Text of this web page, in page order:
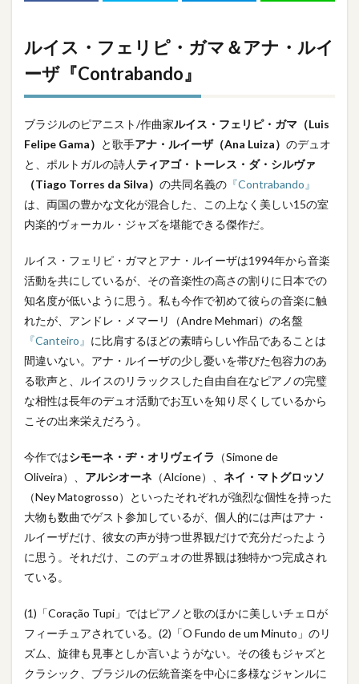
ルイス・フェリピ・ガマ ＆アナ・ルイ
ーザ『Contrabando』
ブラジルのピアニスト/作曲家ルイス・フェリピ・ガマ（Luis
Felipe Gama） と歌手アナ・ルイーザ（Ana Luiza） のデュオ
と、ポルトガルの詩人 ティアゴ・トーレス・ダ・シルヴァ
（Tiago Torres da Silva） の共同名義の 『Contrabando』
は、両国の豊かな文化が混合した、この上なく美しい15の室
内楽的ヴォーカル・ジャズを堪能できる傑作だ。
ルイス・フェリピ・ガマとアナ・ルイーザは1994年から音楽
活動を共にしているが、その音楽性の高さの割りに日本での
知名度が低いように思う。私も今作で初めて彼らの音楽に触
れたが、アンドレ・メマーリ（Andre Mehmari）の名盤
『Canteiro』 に比肩するほどの素晴らしい作品であることは
間違いない。アナ・ルイーザの少し憂いを帯びた包容力のあ
る歌声と、ルイスのリラックスした自由自在なピアノの完璧
な相性は長年のデュオ活動でお互いを知り尽くしているから
こその出来栄えだろう。
今作ではシモーネ・ヂ・オリヴェイラ
（Simone de
Oliveira）、 アルシオーネ （Alcione）、 ネイ・マトグロッソ
（Ney Matogrosso）といったそれぞれが強烈な個性を持った
大物も数曲でゲスト参加しているが、個人的には声はアナ・
ルイーザだけ、彼女の声が持つ世界観だけで充分だったよう
に思う。それだけ、このデュオの世界観は独特かつ完成され
ている。
(1)「Coração Tupi」ではピアノと歌のほかに美しいチェロが
フィーチュアされている。(2)「O Fundo de um Minuto」のリ
ズム、旋律も見事としか言いようがない。その後もジャズと
クラシック、ブラジルの伝統音楽を中心に多様なジャンルに